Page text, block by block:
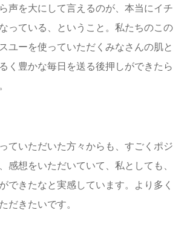
声を大にして言えるのが、本当にイチ
っている、ということ。私たちのこの
ユーを使っていただくみなさんの肌と
く豊かな毎日を送る後押しができたら
ていただいた方々からも、すごくポジ
感想をいただいていて、私としても、
できたなと実感しています。より多く
だきたいです。